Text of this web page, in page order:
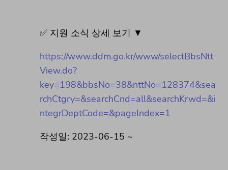
✅ 지원 소식 상세 보기 ▼
https://www.ddm.go.kr/www/selectBbsNtt
View.do?
key=198&bbsNo=38&nttNo=128374&sea
rchCtgry=&searchCnd=all&searchKrwd=&i
ntegrDeptCode=&pageIndex=1
작성일: 2023-06-15 ~